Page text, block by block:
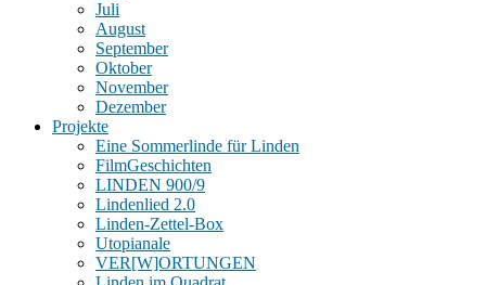
Juli
August
September
Oktober
November
Dezember
Projekte
Eine Sommerlinde für Linden
FilmGeschichten
LINDEN 900/9
Lindenlied 2.0
Linden-Zettel-Box
Utopianale
VER[W]ORTUNGEN